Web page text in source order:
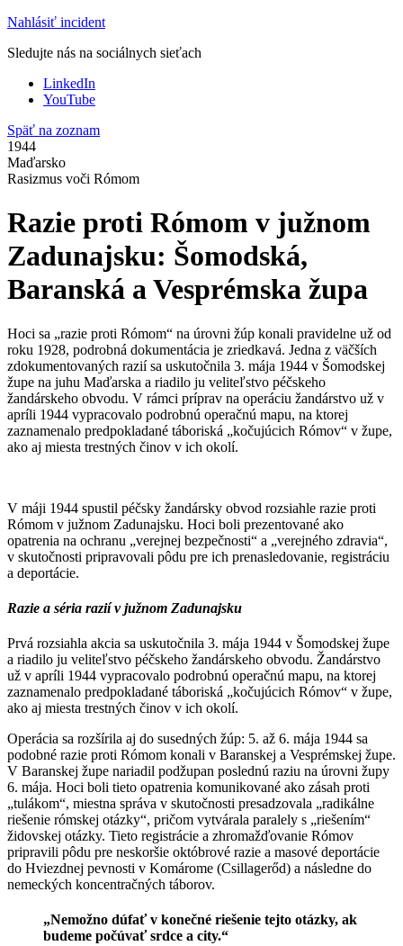
Nahlásiť incident
Sledujte nás na sociálnych sieťach
LinkedIn
YouTube
Späť na zoznam
1944
Maďarsko
Rasizmus voči Rómom
Razie proti Rómom v južnom
Zadunajsku: Šomodská,
Baranská a Vesprémska župa
Hoci sa „razie proti Rómom“ na úrovni žúp konali pravidelne už od
roku 1928, podrobná dokumentácia je zriedkavá. Jedna z väčších
zdokumentovaných razií sa uskutočnila 3. mája 1944 v Šomodskej
župe na juhu Maďarska a riadilo ju veliteľstvo péčskeho
žandárskeho obvodu. V rámci príprav na operáciu žandárstvo už v
apríli 1944 vypracovalo podrobnú operačnú mapu, na ktorej
zaznamenalo predpokladané táboriská „kočujúcich Rómov“ v župe,
ako aj miesta trestných činov v ich okolí.
V máji 1944 spustil péčsky žandársky obvod rozsiahle razie proti
Rómom v južnom Zadunajsku. Hoci boli prezentované ako
opatrenia na ochranu „verejnej bezpečnosti“ a „verejného zdravia“,
v skutočnosti pripravovali pôdu pre ich prenasledovanie, registráciu
a deportácie.
Razie a séria razií v južnom Zadunajsku
Prvá rozsiahla akcia sa uskutočnila 3. mája 1944 v Šomodskej župe
a riadilo ju veliteľstvo péčskeho žandárskeho obvodu. Žandárstvo
už v apríli 1944 vypracovalo podrobnú operačnú mapu, na ktorej
zaznamenalo predpokladané táboriská „kočujúcich Rómov“ v župe,
ako aj miesta trestných činov v ich okolí.
Operácia sa rozšírila aj do susedných žúp: 5. až 6. mája 1944 sa
podobné razie proti Rómom konali v Baranskej a Vesprémskej župe.
V Baranskej župe nariadil podžupan poslednú raziu na úrovni župy
6. mája. Hoci boli tieto opatrenia komunikované ako zásah proti
„tulákom“, miestna správa v skutočnosti presadzovala „radikálne
riešenie rómskej otázky“, pričom vytvárala paralely s „riešením“
židovskej otázky. Tieto registrácie a zhromažďovanie Rómov
pripravili pôdu pre neskoršie októbrové razie a masové deportácie
do Hviezdnej pevnosti v Komárome (Csillagerőd) a následne do
nemeckých koncentračných táborov.
„Nemožno dúfať v konečné riešenie tejto otázky, ak
budeme počúvať srdce a city.“